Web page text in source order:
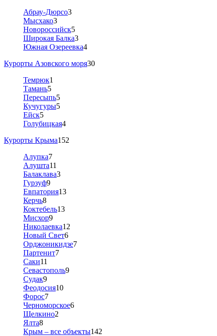
Абрау-Дюрсо3
Мысхако3
Новороссийск5
Широкая Балка3
Южная Озереевка4
Курорты Азовского моря30
Темрюк1
Тамань5
Пересыпь5
Кучугуры5
Ейск5
Голубицкая4
Курорты Крыма152
Алупка7
Алушта11
Балаклава3
Гурзуф9
Евпатория13
Керчь8
Коктебель13
Мисхор9
Николаевка12
Новый Свет6
Орджоникидзе7
Партенит7
Саки11
Севастополь9
Судак9
Феодосия10
Форос7
Черноморское6
Щелкино2
Ялта8
Крым – все объекты142